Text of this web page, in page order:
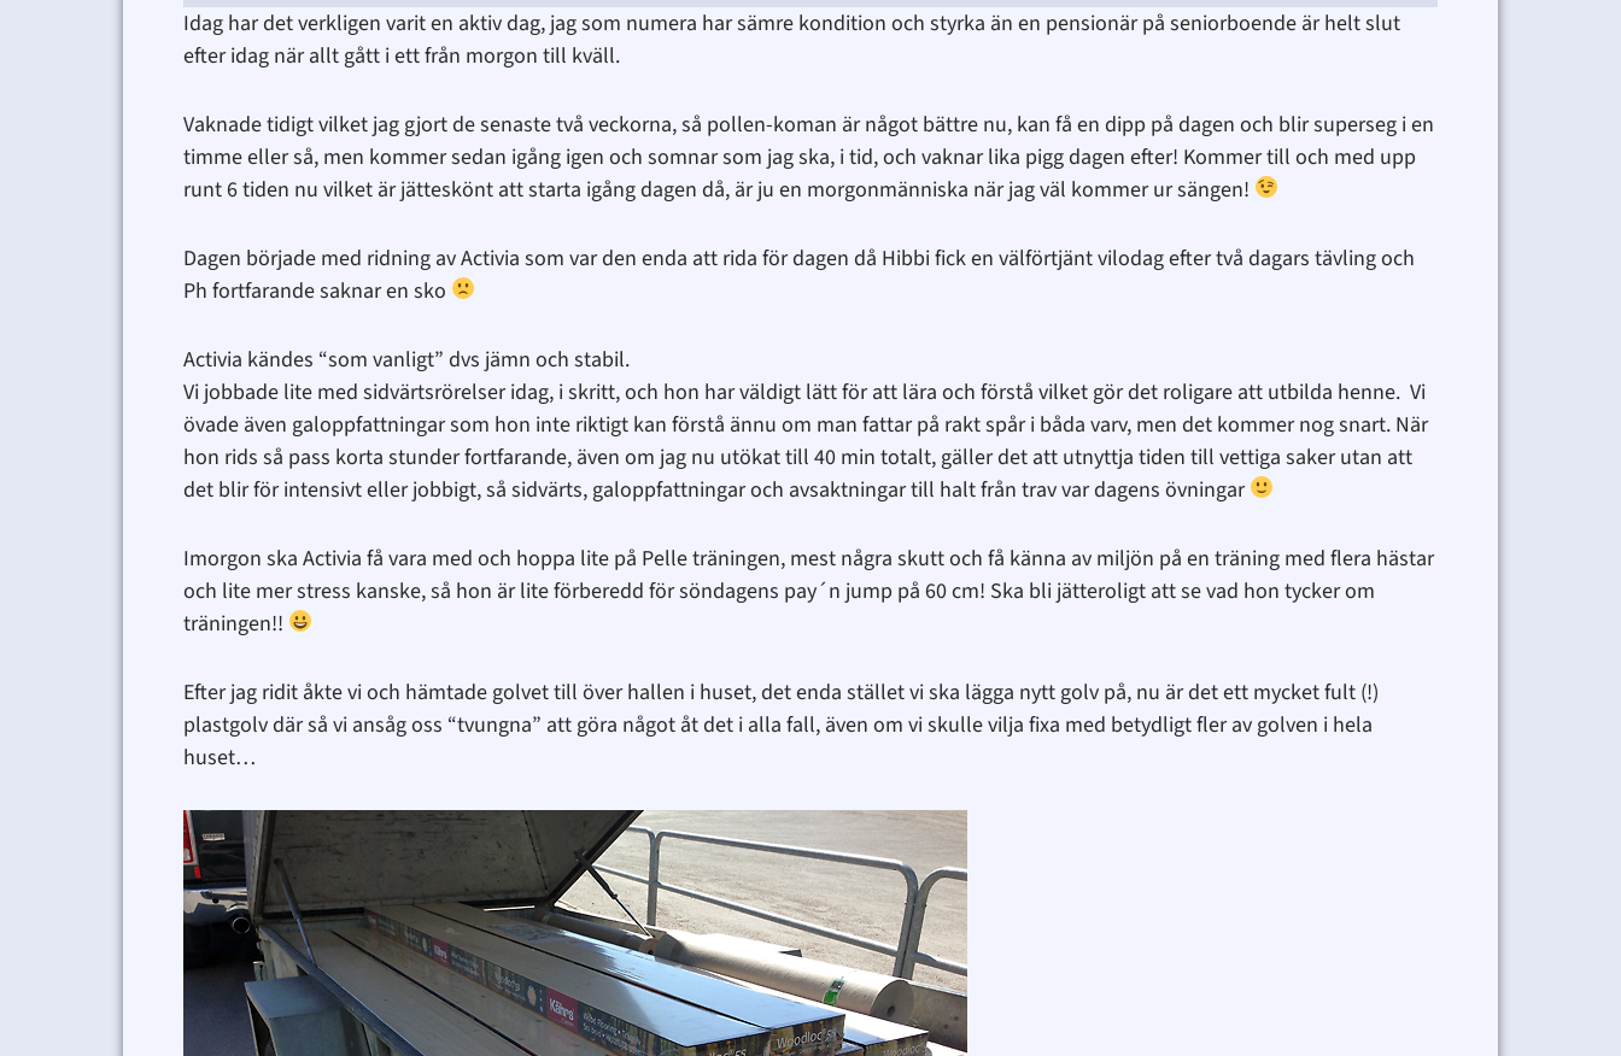
Idag har det verkligen varit en aktiv dag, jag som numera har sämre kondition och styrka än en pensionär på seniorboende är helt slut
efter idag när allt gått i ett från morgon till kväll.
Vaknade tidigt vilket jag gjort de senaste två veckorna, så pollen-koman är något bättre nu, kan få en dipp på dagen och blir superseg i en
timme eller så, men kommer sedan igång igen och somnar som jag ska, i tid, och vaknar lika pigg dagen efter! Kommer till och med upp
runt 6 tiden nu vilket är jätteskönt att starta igång dagen då, är ju en morgonmänniska när jag väl kommer ur sängen!
Dagen började med ridning av Activia som var den enda att rida för dagen då Hibbi fick en välförtjänt vilodag efter två dagars tävling och
Ph fortfarande saknar en sko
Activia kändes “som vanligt” dvs jämn och stabil.
Vi jobbade lite med sidvärtsrörelser idag, i skritt, och hon har väldigt lätt för att lära och förstå vilket gör det roligare att utbilda henne. Vi
övade även galoppfattningar som hon inte riktigt kan förstå ännu om man fattar på rakt spår i båda varv, men det kommer nog snart. När
hon rids så pass korta stunder fortfarande, även om jag nu utökat till 40 min totalt, gäller det att utnyttja tiden till vettiga saker utan att
det blir för intensivt eller jobbigt, så sidvärts, galoppfattningar och avsaktningar till halt från trav var dagens övningar
Imorgon ska Activia få vara med och hoppa lite på Pelle träningen, mest några skutt och få känna av miljön på en träning med flera hästar
och lite mer stress kanske, så hon är lite förberedd för söndagens pay´n jump på 60 cm! Ska bli jätteroligt att se vad hon tycker om
träningen!!
Efter jag ridit åkte vi och hämtade golvet till över hallen i huset, det enda stället vi ska lägga nytt golv på, nu är det ett mycket fult (!)
plastgolv där så vi ansåg oss “tvungna” att göra något åt det i alla fall, även om vi skulle vilja fixa med betydligt fler av golven i hela
huset…